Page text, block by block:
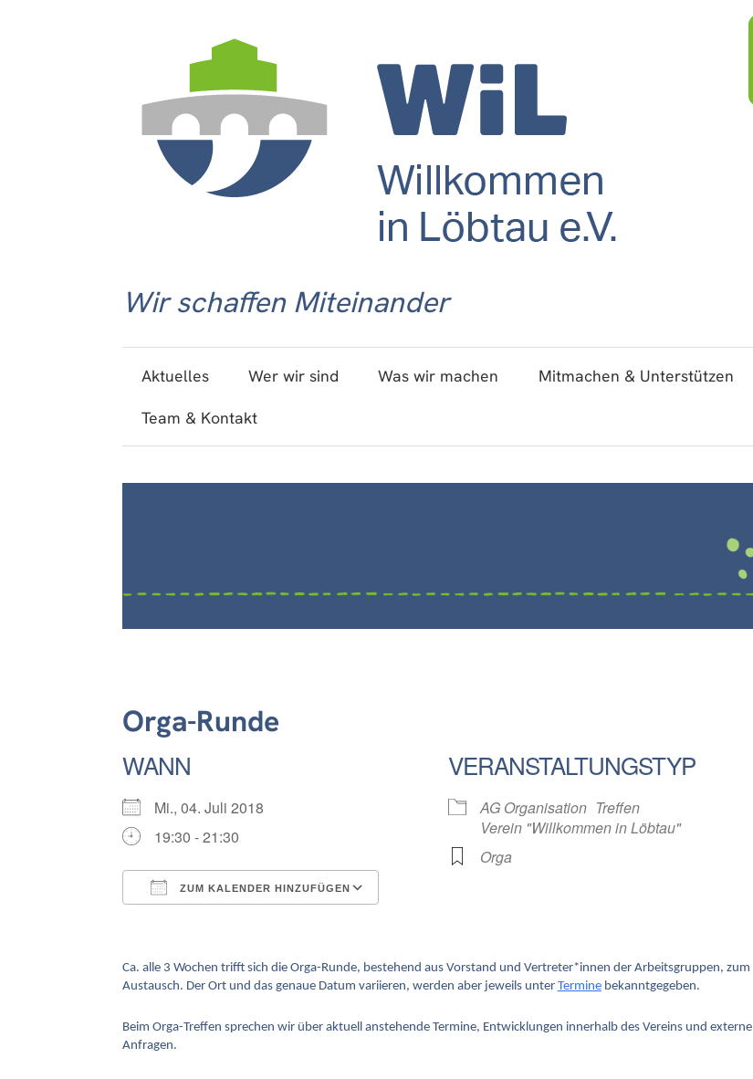
Wir schaffen Miteinander
Aktuelles Wer wir sind Was wir machen Mitmachen & Unterstützen
Team & Kontakt
Orga-Runde
WANN
Mi., 04. Juli 2018
19:30 - 21:30
ZUM KALENDER HINZUFÜGEN
VERANSTALTUNGSTYP
AG Organisation Treffen
Verein "Willkommen in Löbtau"
Orga
Ca. alle 3 Wochen trifft sich die Orga-Runde, bestehend aus Vorstand und Vertreter*innen der Arbeitsgruppen, zum
Austausch. Der Ort und das genaue Datum variieren, werden aber jeweils unter Terminebekanntgegeben.
Beim Orga-Treffen sprechen wir über aktuell anstehende Termine, Entwicklungen innerhalb des Vereins und externe
Anfragen.